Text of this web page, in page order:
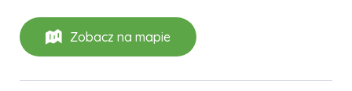
Zobacz na mapie